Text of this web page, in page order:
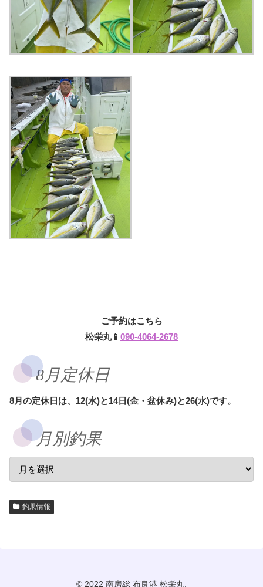
ご予約はこちら
松栄丸📱 090-4064-2678
8月定休日
8月の定休日は、12(水)と14日(金・盆休み)と26(水)です。
月別釣果
釣果情報
© 2022 南房総 布良港 松栄丸.